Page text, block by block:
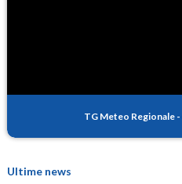
TG Meteo Regionale -
Ultime news